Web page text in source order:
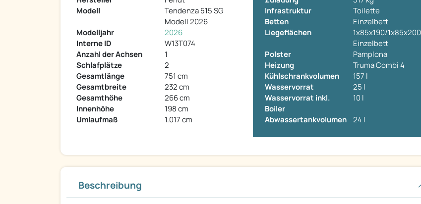
Modell
Tendenza 515 SG
Modell 2026
Modelljahr
2026
Interne ID
W13T074
Anzahl der Achsen
1
Schlafplätze
2
Gesamtlänge
751 cm
Gesamtbreite
232 cm
Gesamthöhe
266 cm
Innenhöhe
198 cm
Umlaufmaß
1.017 cm
Infrastruktur
Toilette
Betten
Einzelbett
Liegeflächen
1x85x190/1x85x200
Einzelbett
Polster
Pamplona
Heizung
Truma Combi 4
Kühlschrankvolumen
157 l
Wasservorrat
25 l
Wasservorrat inkl.
Boiler
10 l
Abwassertankvolumen 24 l
Beschreibung